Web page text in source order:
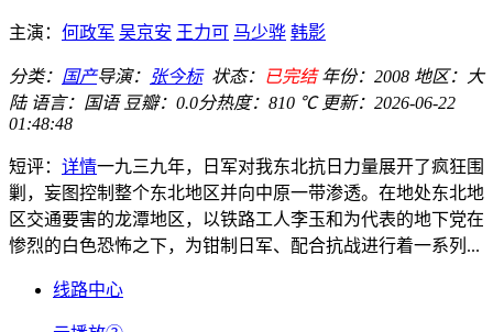
主演： 何政军 吴京安 王力可 马少骅 韩影
分类： 国产导演： 张今标 状态： 已完结 年份： 2008 地区：
大
陆 语言： 国语 豆瓣：0.0分热度：810 ℃ 更新： 2026-06-22
01:48:48
短评： 详情一九三九年，日军对我东北抗日力量展开了疯狂围
剿，妄图控制整个东北地区并向中原一带渗透。在地处东北地
区交通要害的龙潭地区，以铁路工人李玉和为代表的地下党在
惨烈的白色恐怖之下，为钳制日军、配合抗战进行着一系列...
线路中心